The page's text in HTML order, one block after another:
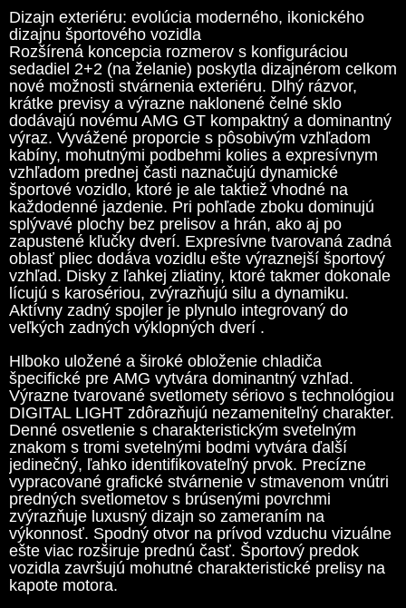
Dizajn exteriéru: evolúcia moderného, ikonického
dizajnu športového vozidla
Rozšírená koncepcia rozmerov s konfiguráciou
sedadiel 2+2 (na želanie) poskytla dizajnérom celkom
nové možnosti stvárnenia exteriéru. Dlhý rázvor,
krátke previsy a výrazne naklonené čelné sklo
dodávajú novému AMG GT kompaktný a dominantný
výraz. Vyvážené proporcie s pôsobivým vzhľadom
kabíny, mohutnými podbehmi kolies a expresívnym
vzhľadom prednej časti naznačujú dynamické
športové vozidlo, ktoré je ale taktiež vhodné na
každodenné jazdenie. Pri pohľade zboku dominujú
splývavé plochy bez prelisov a hrán, ako aj po
zapustené kľučky dverí. Expresívne tvarovaná zadná
oblasť pliec dodáva vozidlu ešte výraznejší športový
vzhľad. Disky z ľahkej zliatiny, ktoré takmer dokonale
lícujú s karosériou, zvýrazňujú silu a dynamiku.
Aktívny zadný spojler je plynulo integrovaný do
veľkých zadných výklopných dverí .
Hlboko uložené a široké obloženie chladiča
špecifické pre AMG vytvára dominantný vzhľad.
Výrazne tvarované svetlomety sériovo s technológiou
DIGITAL LIGHT zdôrazňujú nezameniteľný charakter.
Denné osvetlenie s charakteristickým svetelným
znakom s tromi svetelnými bodmi vytvára ďalší
jedinečný, ľahko identifikovateľný prvok. Precízne
vypracované grafické stvárnenie v stmavenom vnútri
predných svetlometov s brúsenými povrchmi
zvýrazňuje luxusný dizajn so zameraním na
výkonnosť. Spodný otvor na prívod vzduchu vizuálne
ešte viac rozširuje prednú časť. Športový predok
vozidla završujú mohutné charakteristické prelisy na
kapote motora.